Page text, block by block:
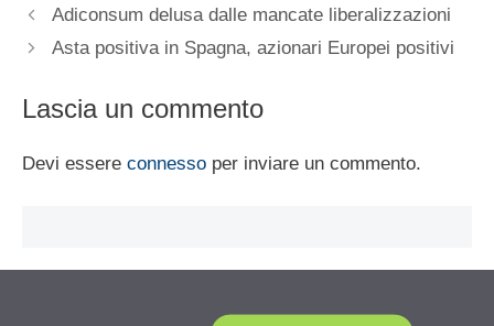
Adiconsum delusa dalle mancate liberalizzazioni
Asta positiva in Spagna, azionari Europei positivi
Lascia un commento
Devi essere connesso per inviare un commento.